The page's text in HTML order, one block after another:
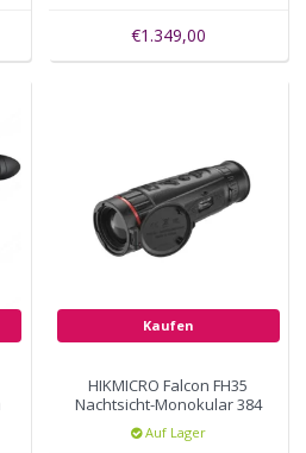
€1.349,00
Kaufen
HIKMICRO Falcon FH35
Nachtsicht-Monokular 384
x 288
Auf Lager